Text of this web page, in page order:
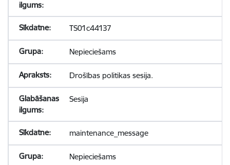
TS01c44137
Nepieciešams
Drošības politikas sesija.
Sesija
maintenance_message
Nepieciešams